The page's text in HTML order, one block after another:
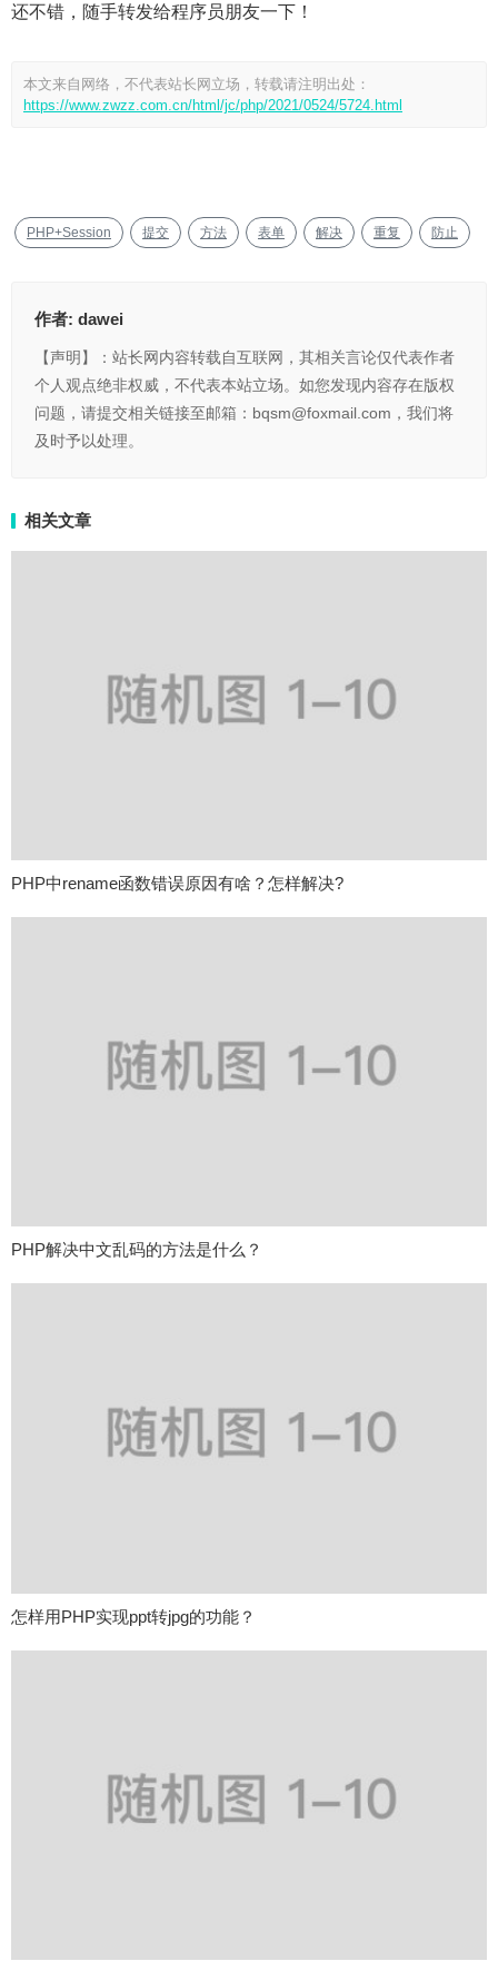
还不错，随手转发给程序员朋友一下！
本文来自网络，不代表站长网立场，转载请注明出处：
https://www.zwzz.com.cn/html/jc/php/2021/0524/5724.html
PHP+Session 提交 方法 表单 解决 重复 防止
作者: dawei
【声明】：站长网内容转载自互联网，其相关言论仅代表作者
个人观点绝非权威，不代表本站立场。如您发现内容存在版权
问题，请提交相关链接至邮箱：bqsm@foxmail.com，我们将
及时予以处理。
相关文章
PHP中rename函数错误原因有啥？怎样解决?
PHP解决中文乱码的方法是什么？
怎样用PHP实现ppt转jpg的功能？